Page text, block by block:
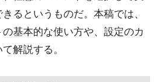
るというものだ。本稿では、
基本的な使い方や、設定のカ
解説する。